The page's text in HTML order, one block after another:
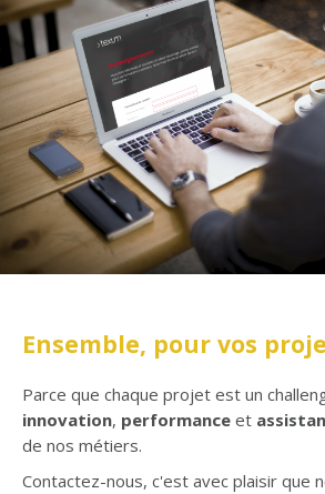
Ensemble, pour vos
Parce que chaque projet est un
innovation, performance et
de nos métiers.
Contactez-nous, c'est avec plaisir que